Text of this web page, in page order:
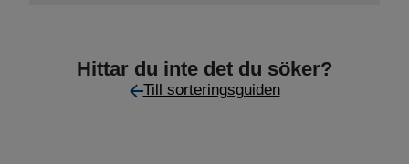
Hittar du inte det du söker?
Till sorteringsguiden